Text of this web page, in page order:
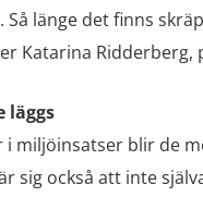
länge det finns
Katarina Ridderberg,
läggs
miljöinsatser blir de
sig också att inte